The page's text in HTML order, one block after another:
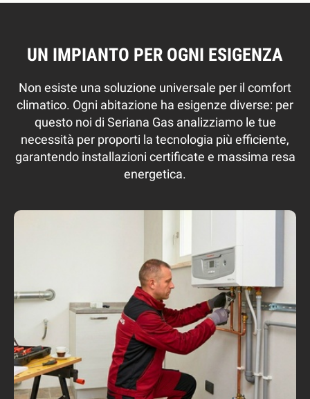
UN IMPIANTO PER OGNI ESIGENZA
Non esiste una soluzione universale per il comfort
climatico. Ogni abitazione ha esigenze diverse: per
questo noi di Seriana Gas analizziamo le tue
necessità per proporti la tecnologia più efficiente,
garantendo installazioni certificate e massima resa
energetica.